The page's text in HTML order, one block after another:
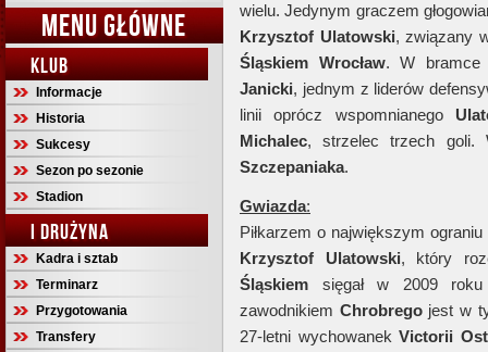
MENU GŁÓWNE
KLUB
Informacje
Historia
Sukcesy
Sezon po sezonie
Stadion
I DRUŻYNA
Kadra i sztab
Terminarz
Przygotowania
Transfery
wielu. Jedynym graczem
Krzysztof Ulatowski, związany
Śląskiem Wrocław. W bramce
Janicki, jednym z liderów
linii oprócz wspomnianego
Michalec, strzelec trzech goli.
Szczepaniaka.
Gwiazda:
Piłkarzem o największym
Krzysztof Ulatowski, który
Śląskiem sięgał w 2009
zawodnikiem Chrobregojest w
27-letni wychowanekVictorii